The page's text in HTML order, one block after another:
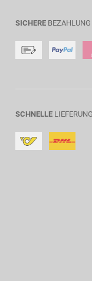
SICHERE BEZAHLUNG
SCHNELLE LIEFERUNG